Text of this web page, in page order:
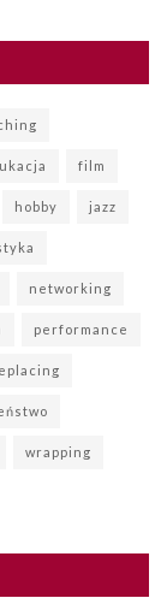
film
hobby jazz
networking
performance
wrapping